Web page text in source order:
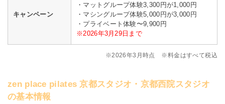
キャンペーン
・マットグループ体験3,300円が1,000円
・マシングループ体験5,000円が3,000円
・プライベート体験〜9,900円
※2026年3月29日まで
※2026年3月時点 ※料金はすべて税込
zen place pilates 京都スタジオ・京都西院スタジオ
の基本情報